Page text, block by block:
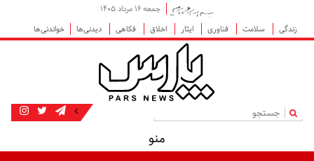
جمعه ۱۶ مرداد ۱۴۰۵
زندگی
سلامت فناوری ایثار اخلاق فکاهی دیدنی‌ها خواندنی‌ها
|
منو